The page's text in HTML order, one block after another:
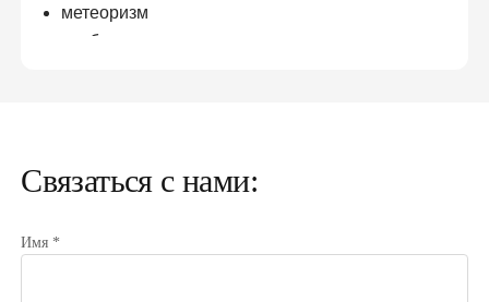
метеоризм
слабость, головокружение.
преимущественно в правом подреберье. Боль может
Связаться с нами:
Имя *